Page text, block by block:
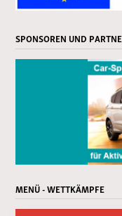
SPONSOREN UND
MENÜ - WETTKÄMPFE